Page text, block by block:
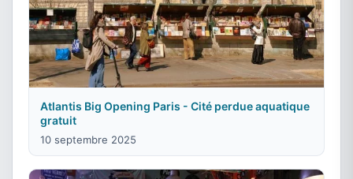
Atlantis Big Opening Paris - Cité perdue aquatique
gratuit
10 septembre 2025